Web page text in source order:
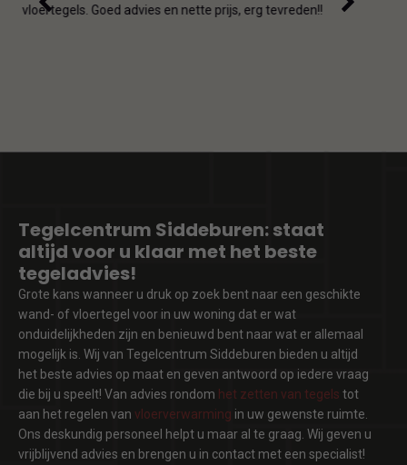
vloertegels. Goed advies en nette prijs, erg tevreden!!
Tegelcentrum Siddeburen: staat
altijd voor u klaar met het beste
tegeladvies!
Grote kans wanneer u druk op zoek bent naar een geschikte
wand- of vloertegel voor in uw woning dat er wat
onduidelijkheden zijn en benieuwd bent naar wat er allemaal
mogelijk is. Wij van Tegelcentrum Siddeburen bieden u altijd
het beste advies op maat en geven antwoord op iedere vraag
die bij u speelt! Van advies rondom het zetten van tegels tot
aan het regelen van vloerverwarming in uw gewenste ruimte.
Ons deskundig personeel helpt u maar al te graag. Wij geven u
vrijblijvend advies en brengen u in contact met een specialist!